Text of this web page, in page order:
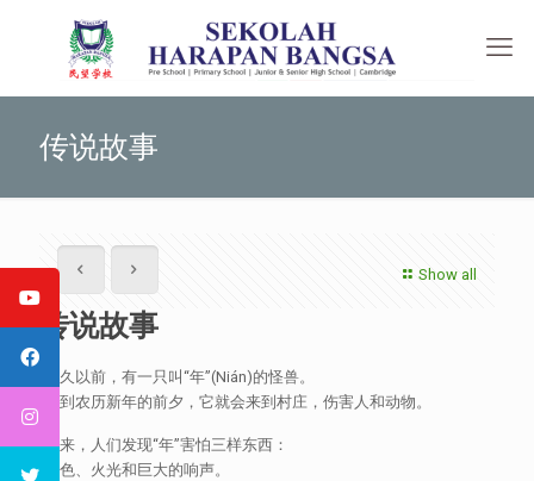
传说故事
Show all
传说故事
很久以前，有一只叫“年”(Nián)的怪兽。
每到农历新年的前夕，它就会来到村庄，伤害人和动物。
后来，人们发现“年”害怕三样东西：
红色、火光和巨大的响声。